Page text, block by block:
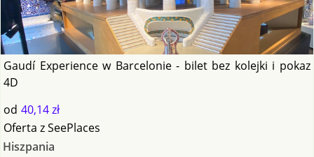
Gaudí Experience w Barcelonie - bilet bez kolejki i pokaz
4D
od 40,14 zł
Oferta zSeePlaces
Hiszpania